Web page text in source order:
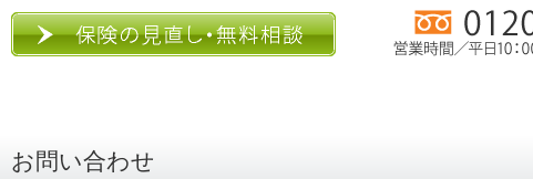
お問い合わせ